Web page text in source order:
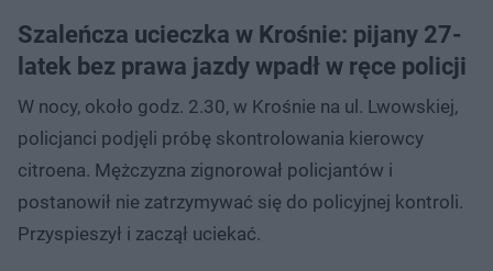
Szaleńcza ucieczka w Krośnie: pijany 27-
latek bez prawa jazdy wpadł w ręce policji
W nocy, około godz. 2.30, w Krośnie na ul. Lwowskiej,
policjanci podjęli próbę skontrolowania kierowcy
citroena. Mężczyzna zignorował policjantów i
postanowił nie zatrzymywać się do policyjnej kontroli.
Przyspieszył i zaczął uciekać.